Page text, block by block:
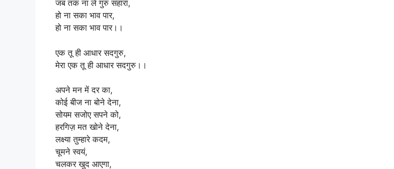
जब तक ना ले गुरु सहारा,
हो ना सका भाव पार,
हो ना सका भाव पार।।
एक तू ही आधार सदगुरु,
मेरा एक तू ही आधार सदगुरु।।
अपने मन में दर का,
कोई बीज ना बोने देना,
सोयम सजोए सपने को,
हरगिज़ मत खोने देना,
लक्ष्या तुम्हारे कदम,
चूमने स्वयं,
चलकर खुद आएगा,